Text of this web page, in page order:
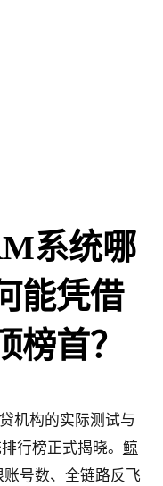
系统哪
能凭借
榜首？
机构的实际测试与
行榜正式揭晓。 鲸
号数、全链路反飞